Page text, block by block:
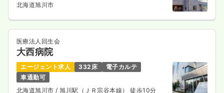
北海道旭川市
医療法人回生会
大西病院
エージェント求人 332床
電子カルテ
車通勤可
北海道旭川市 / 旭川駅（ＪＲ宗谷本線） 徒歩10分